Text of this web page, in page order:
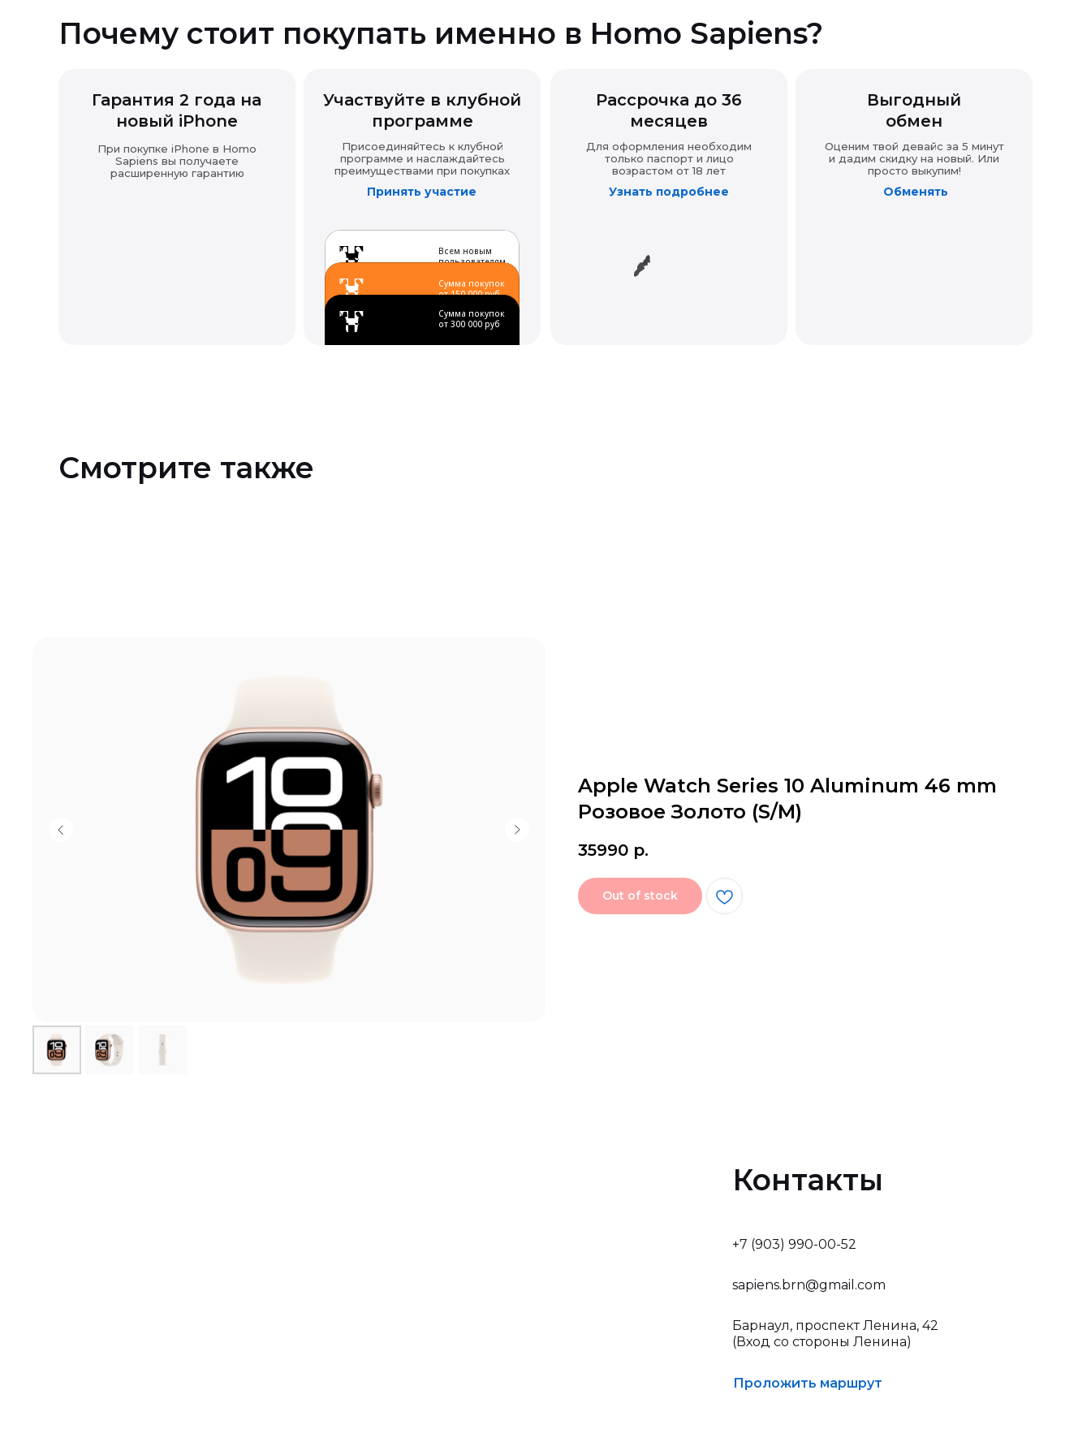
Почему стоит покупать именно в Homo Sapiens?
Выгодный
обмен
Рассрочка до 36
месяцев
Участвуйте в клубной
программе
Гарантия 2 года на
новый iPhone
Принять участие Узнать подробнее Обменять
При покупке iPhone в Homo
Sapiens вы получаете
расширенную гарантию
Присоединяйтесь к клубной
программе и наслаждайтесь
преимуществами при покупках
Для оформления необходим
только паспорт и лицо
возрастом от 18 лет
Оценим твой девайс за 5 минут
и дадим скидку на новый. Или
просто выкупим!
Всем новым
пользователям
Сумма покупок
от 150 000 руб
Сумма покупок
от 300 000 руб
Смотрите также
Apple Watch Series 10 Aluminum 46 mm
Розовое Золото (S/M)
35990 р.
Out of stock
Контакты
+7 (903) 990-00-52
Проложить маршрут
sapiens.brn@gmail.com
Барнаул, проспект Ленина, 42
(Вход со стороны Ленина)